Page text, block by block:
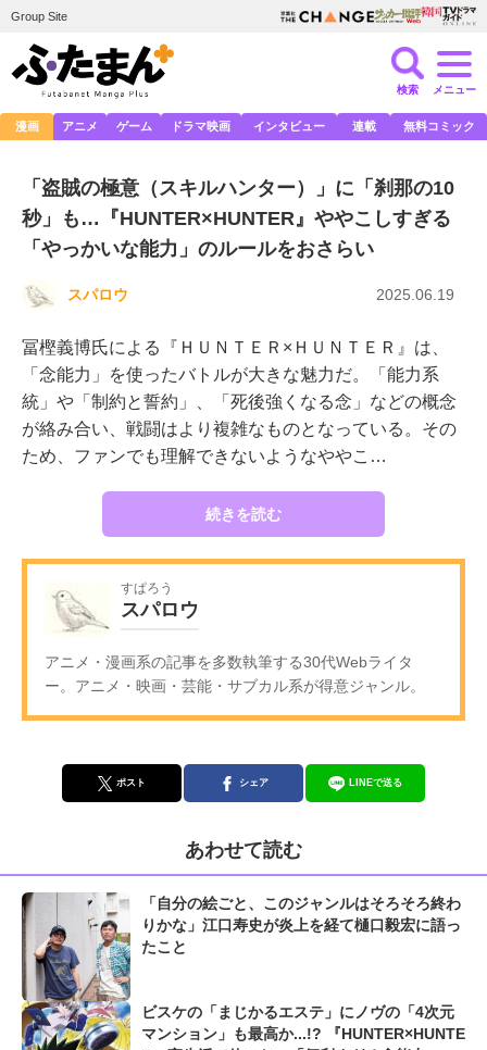
Group Site
検索 メニュー
漫画 アニメ ゲーム ドラマ映画 インタビュー 連載 無料コミック
「盗賊の極意（スキルハンター）」に「刹那の10
秒」も…『HUNTER×HUNTER』ややこしすぎる
「やっかいな能力」のルールをおさらい
スパロウ 2025.06.19
冨樫義博氏による『ＨＵＮＴＥＲ×ＨＵＮＴＥＲ』は、
「念能力」を使ったバトルが大きな魅力だ。「能力系
統」や「制約と誓約」、「死後強くなる念」などの概念
が絡み合い、戦闘はより複雑なものとなっている。その
ため、ファンでも理解できないようなややこ…
続きを読む
すぱろう
スパロウ
アニメ・漫画系の記事を多数執筆する30代Webライタ
ー。アニメ・映画・芸能・サブカル系が得意ジャンル。
ポスト シェア LINEで送る
あわせて読む
「自分の絵ごと、このジャンルはそろそろ終わ
りかな」江口寿史が炎上を経て樋口毅宏に語っ
たこと
ビスケの「まじかるエステ」にノヴの「4次元
マンション」も最高か...!? 『HUNTER×HUNTE